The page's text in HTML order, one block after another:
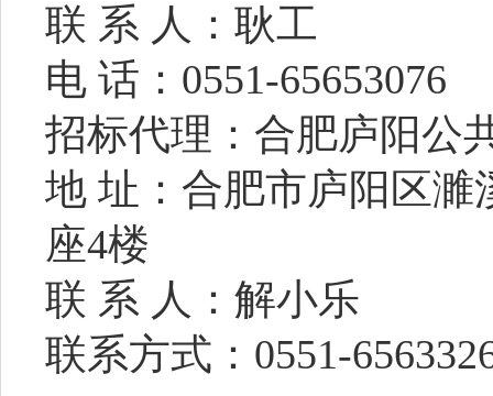
联 系 人：耿工
电 话： 0551-65653076
招标代理：合肥庐阳公
地 址：合肥市庐阳区濉
座4楼
联 系 人： 解小乐
联系方式： 0551-6563